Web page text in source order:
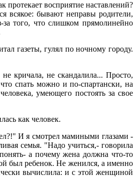
восприятие наставлений?
всякое: бывают неправы родители,
того, что слишком прямолинейно
газеты, гулял по ночному городу.
кричала, не скандалила... Просто,
спать можно и по-спартански, на
умеющего постоять за свое
как человек.
И я смотрел мамиными глазами -
семья. "Надо учиться,- говорила
а почему жена должна что-то
был ребенок. Не женился, а именно
вычислила: и с этой женщиной